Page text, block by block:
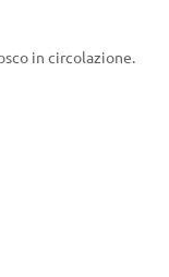
in circolazione.